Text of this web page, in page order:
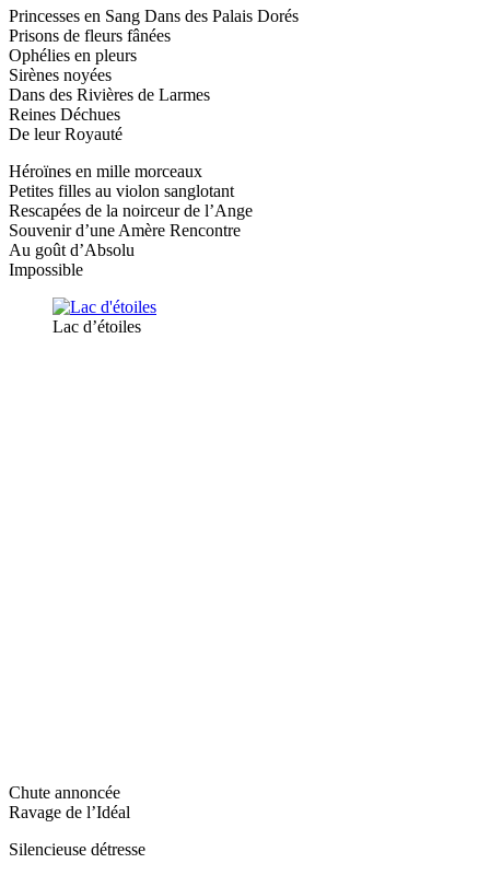
Princesses en Sang Dans des Palais Dorés
Prisons de fleurs fânées
Ophélies en pleurs
Sirènes noyées
Dans des Rivières de Larmes
Reines Déchues
De leur Royauté
Héroïnes en mille morceaux
Petites filles au violon sanglotant
Rescapées de la noirceur de l’Ange
Souvenir d’une Amère Rencontre
Au goût d’Absolu
Impossible
Lac d’étoiles
Chute annoncée
Ravage de l’Idéal
Silencieuse détresse